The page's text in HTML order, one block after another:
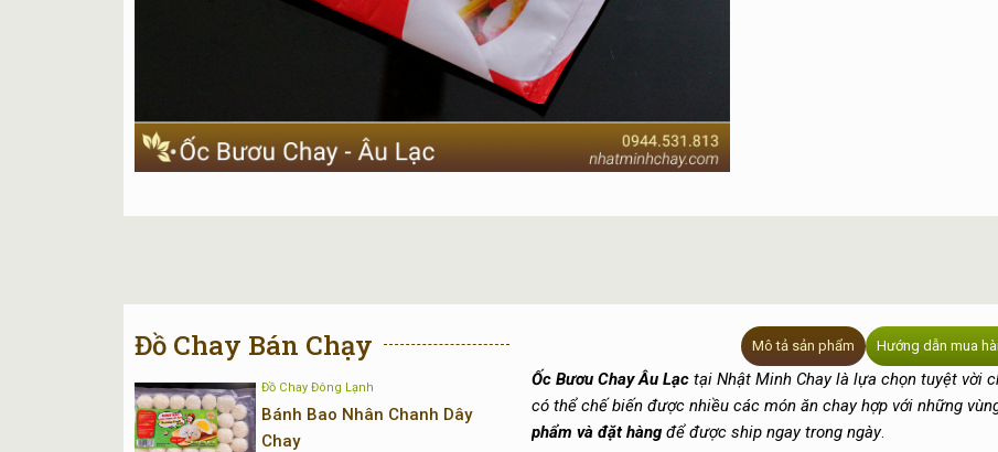
Đồ Chay Bán Chạy
Đồ Chay Đông Lạnh
Bánh Bao Nhân Chanh Dây
Chay
Mô tả sản phẩm Hướng dẫn mua
Ốc Bươu Chay Âu Lạctại Nhật Minh Chay là lựa chọn tuyệt vời
có thể chế biến được nhiều các món ăn chay hợp với những
phẩm và đặt hàngđể được ship ngay trong ngày.